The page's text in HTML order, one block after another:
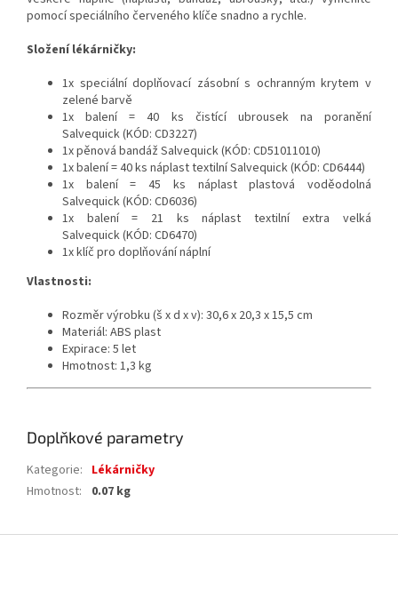
pomocí speciálního červeného klíče snadno a rychle.
Složení lékárničky:
1x speciální doplňovací zásobní s ochranným krytem v
zelené barvě
1x balení = 40 ks čistící ubrousek na poranění
Salvequick (KÓD: CD3227)
1x pěnová bandáž Salvequick (KÓD: CD51011010)
1x balení = 40 ks náplast textilní Salvequick (KÓD: CD6444)
1x balení = 45 ks náplast plastová voděodolná
Salvequick (KÓD: CD6036)
1x balení = 21 ks náplast textilní extra velká
Salvequick (KÓD: CD6470)
1x klíč pro doplňování náplní
Vlastnosti:
Rozměr výrobku (š x d x v): 30,6 x 20,3 x 15,5 cm
Materiál: ABS plast
Expirace: 5 let
Hmotnost: 1,3 kg
Doplňkové parametry
Kategorie: Lékárničky
Hmotnost: 0.07 kg